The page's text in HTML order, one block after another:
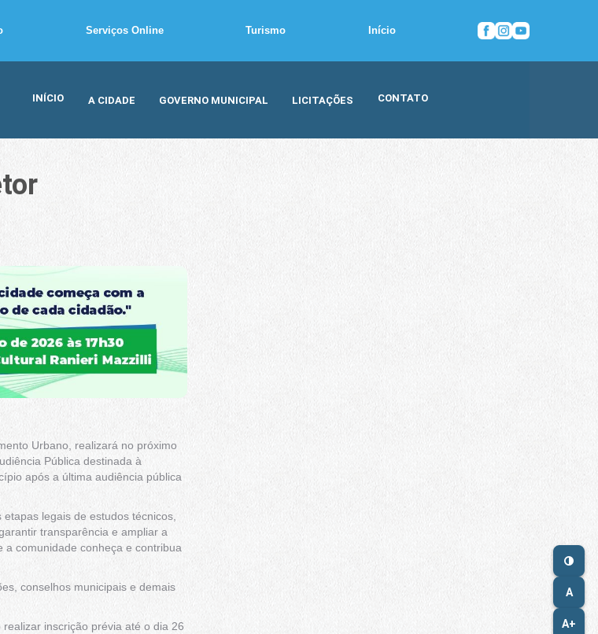
Serviços Online Turismo Início
INÍCIO A CIDADE GOVERNO MUNICIPAL LICITAÇÕES CONTATO
A
A+
Urbano, realizará no próximo
Pública destinada à
após a última audiência pública
legais de estudos técnicos,
transparência e ampliar a
a comunidade conheça e contribua
conselhos municipais e demais
inscrição prévia até o dia 26